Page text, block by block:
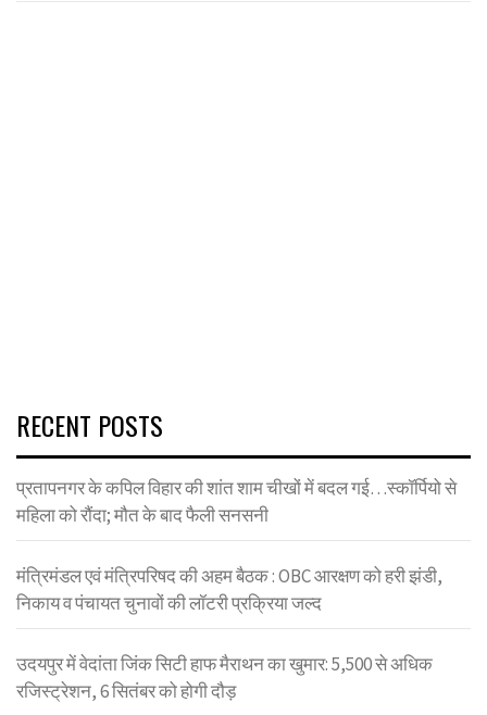
RECENT POSTS
प्रतापनगर के कपिल विहार की शांत शाम चीखों में बदल गई…स्कॉर्पियो से
महिला को रौंदा; मौत के बाद फैली सनसनी
मंत्रिमंडल एवं मंत्रिपरिषद की अहम बैठक : OBC आरक्षण को हरी झंडी,
निकाय व पंचायत चुनावों की लॉटरी प्रक्रिया जल्द
उदयपुर में वेदांता जिंक सिटी हाफ मैराथन का खुमार: 5,500 से अधिक
रजिस्ट्रेशन, 6 सितंबर को होगी दौड़